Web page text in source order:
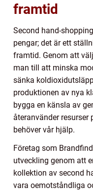
framtid
Second hand-
pengar; det är ett
framtid. Genom att
man till att minska
sänka
produktionen av nya
bygga en känsla av
återanvänder resurser
behöver vår hjälp.
Företag som
utveckling genom att
kollektion av second
vara oemotståndliga